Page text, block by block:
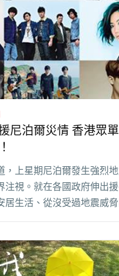
團攜手合作震撼金音獎舞
尼泊爾災情 香港眾
，上星期尼泊爾發生強烈地
注視。就在各國政府伸出
居生活、從沒受過地震威脅
忙？捐款是我們絕對可以
演出，以音樂行動閱讀全
爾災情 香港眾單位携手義